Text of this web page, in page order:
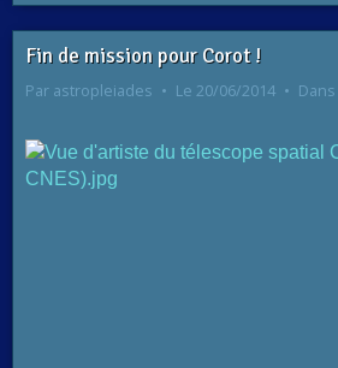
Fin de mission pour Corot !
Par astropleiades Le 20/06/2014 Dans